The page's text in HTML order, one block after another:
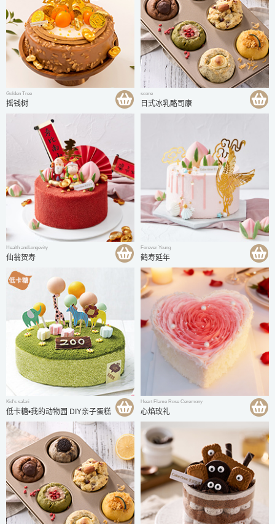
Golden Tree
摇钱树
scone
日式冰乳酪司康
Health andLongevity
仙翁贺寿
Forever Young
鹤寿延年
Kid's safari
低卡糖•我的动物园 DIY亲子蛋糕
Heart Flame Rose Ceremony
心焰玫礼